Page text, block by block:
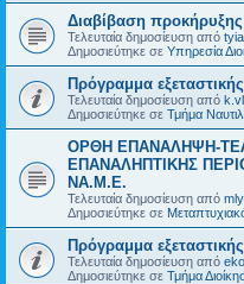
Διαβίβαση
Τελευταία δημοσίευση από tyia
Δημοσιεύτηκε σε Υπηρεσία
Πρόγραμμα
Τελευταία δημοσίευση από
Δημοσιεύτηκε σε Τμήμα
ΟΡΘΗ ΕΠΑΝΑΛΗΨΗ-
ΕΠΑΝΑΛΗΠΤΙΚΗΣ
ΝΑ.Μ.Ε.
Τελευταία δημοσίευση από
Δημοσιεύτηκε σε
Πρόγραμμα
Τελευταία δημοσίευση από
Δημοσιεύτηκε σε Τμήμα